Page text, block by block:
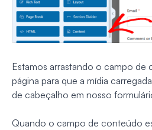
Estamos arrastando o campo
página para que a mídia
de cabeçalho em nosso
Quando o campo de conteúdo